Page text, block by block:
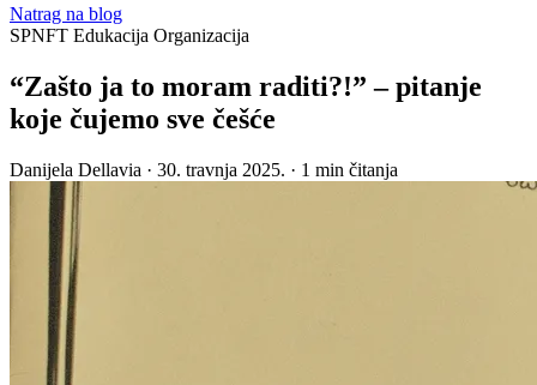
Natrag na blog
SPNFT Edukacija Organizacija
“Zašto ja to moram raditi?!” – pitanje
koje čujemo sve češće
Danijela Dellavia · 30. travnja 2025. · 1 min čitanja